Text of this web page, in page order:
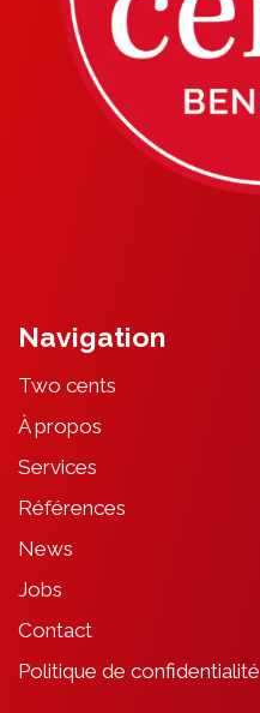
Navigation
Two cents
À propos
Services
Références
News
Jobs
Contact
Politique de confidentialité